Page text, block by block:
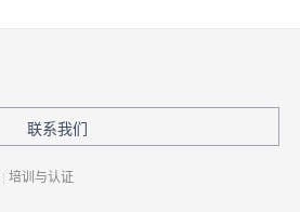
联系我们
| 培训与认证